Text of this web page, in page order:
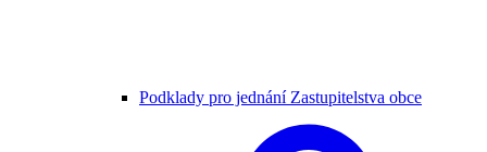
Podklady pro jednání Zastupitelstva obce